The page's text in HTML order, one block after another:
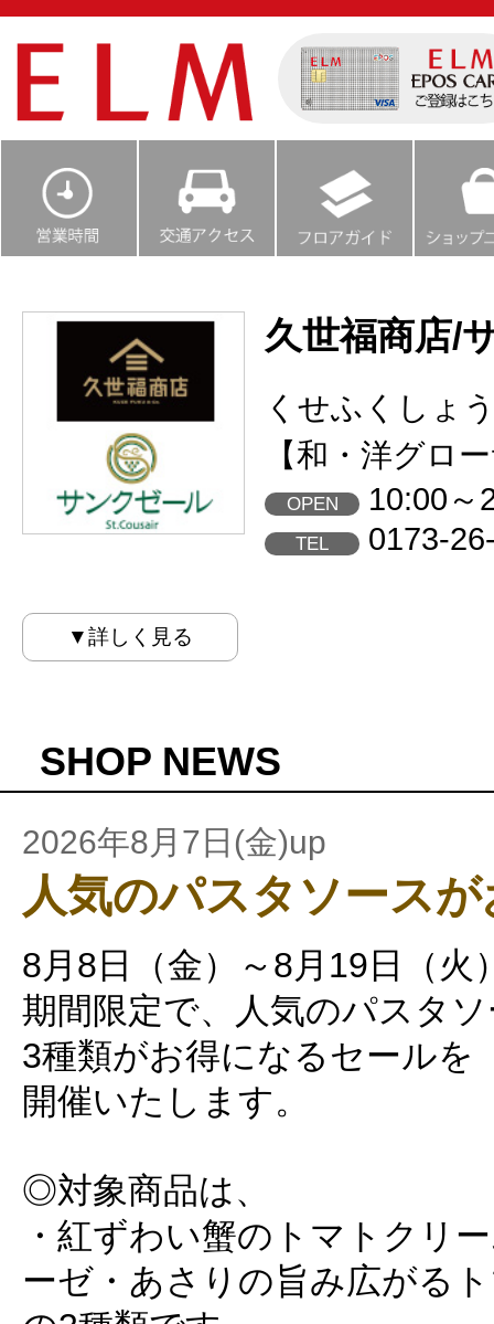
久世福商店/
くせふくしょ
【和・洋グロ
OPEN 10:00～
TEL 0173-
▼詳しく見る
SHOP NEWS
2026年8月7日(金)up
人気のパスタソース
8月8日（金）～8月19日（火
期間限定で、人気のパスタ
3種類がお得になるセールを
開催いたします。
◎対象商品は、
・紅ずわい蟹のトマトクリ
ーゼ・あさりの旨み広がる